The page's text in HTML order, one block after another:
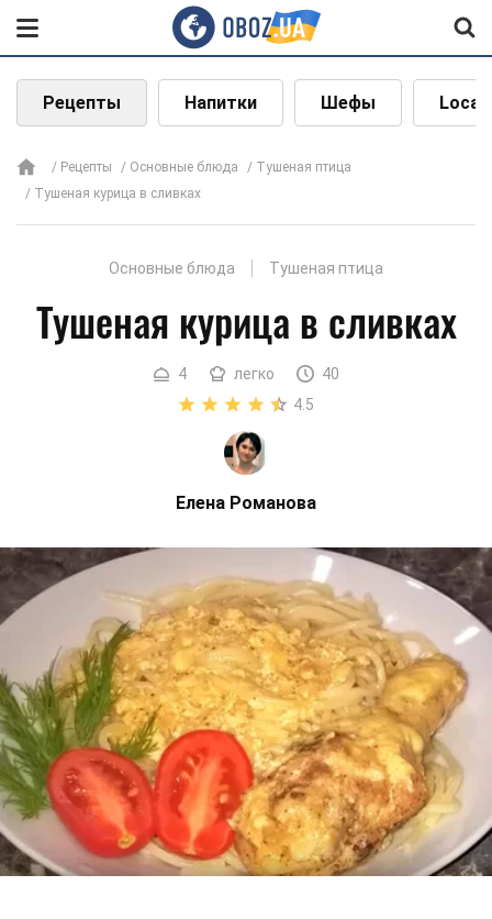
Рецепты Напитки Шефы Local
Рецепты Основные блюда
Тушеная птица
Тушеная курица в сливках
Основные блюда Тушеная птица
Тушеная курица в сливках
4 легко
40
4.5
Елена Романова